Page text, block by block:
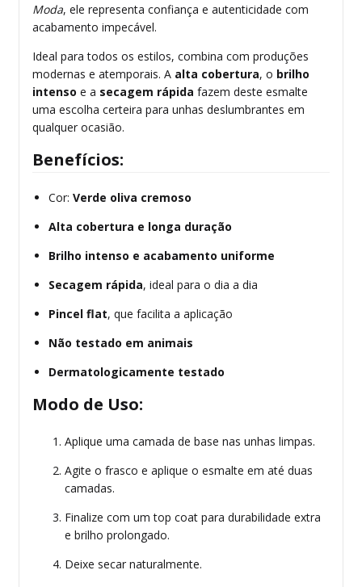
Moda, ele representa confiança e autenticidade com
acabamento impecável.
Ideal para todos os estilos, combina com produções
modernas e atemporais. A alta cobertura, o brilho
intenso e a secagem rápida fazem deste esmalte
uma escolha certeira para unhas deslumbrantes em
qualquer ocasião.
Benefícios:
Cor: Verde oliva cremoso
Alta cobertura e longa duração
Brilho intenso e acabamento uniforme
Secagem rápida, ideal para o dia a dia
Pincel flat, que facilita a aplicação
Não testado em animais
Dermatologicamente testado
Modo de Uso:
Aplique uma camada de base nas unhas limpas.
Agite o frasco e aplique o esmalte em até duas
camadas.
Finalize com um top coat para durabilidade extra
e brilho prolongado.
Deixe secar naturalmente.